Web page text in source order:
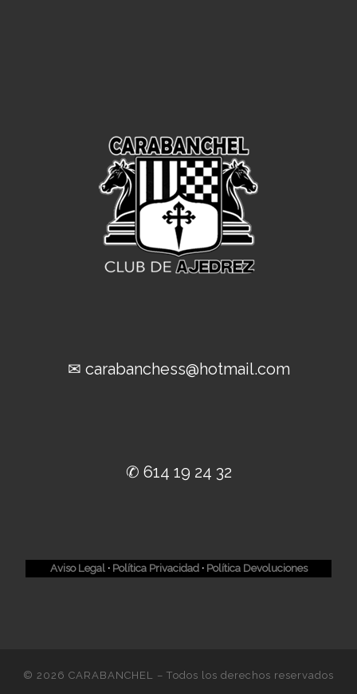
✉ carabanchess@hotmail.com
✆ 614 19 24 32
Aviso Legal· Política Privacidad · Política Devoluciones
© 2026 CARABANCHEL – Todos los derechos reservados